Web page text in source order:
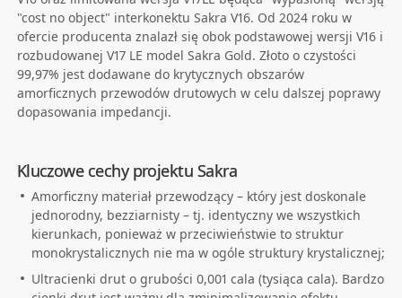
"cost no object" interkonektu Sakra V16. Od 2024 roku w
ofercie producenta znalazł się obok podstawowej wersji V16 i
rozbudowanej V17 LE model Sakra Gold. Złoto o czystości
99,97% jest dodawane do krytycznych obszarów
amorficznych przewodów drutowych w celu dalszej poprawy
dopasowania impedancji.
Kluczowe cechy projektu Sakra
Amorficzny materiał przewodzący – który jest doskonale
jednorodny, bezziarnisty – tj. identyczny we wszystkich
kierunkach, ponieważ w przeciwieństwie to struktur
monokrystalicznych nie ma w ogóle struktury krystalicznej;
Ultracienki drut o grubości 0,001 cala (tysiąca cala). Bardzo